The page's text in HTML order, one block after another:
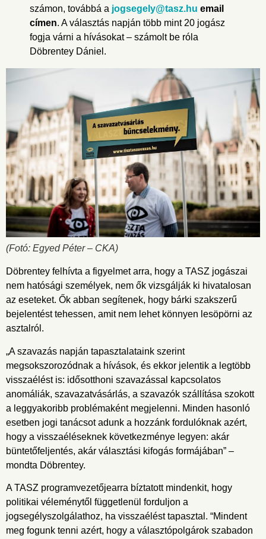
számon, továbbá a jogsegely@tasz.hu email
címen. A választás napján több mint 20 jogász
fogja várni a hívásokat – számolt be róla
Döbrentey Dániel.
(Fotó: Egyed Péter – CKA)
Döbrentey felhívta a figyelmet arra, hogy a TASZ jogászai
nem hatósági személyek, nem ők vizsgálják ki hivatalosan
az eseteket. Ők abban segítenek, hogy bárki szakszerű
bejelentést tehessen, amit nem lehet könnyen lesöpörni az
asztalról.
„A szavazás napján tapasztalataink szerint
megsokszorozódnak a hívások, és ekkor jelentik a legtöbb
visszaélést is: idősotthoni szavazással kapcsolatos
anomáliák, szavazatvásárlás, a szavazók szállítása szokott
a leggyakoribb problémaként megjelenni. Minden hasonló
esetben jogi tanácsot adunk a hozzánk fordulóknak azért,
hogy a visszaéléseknek következménye legyen: akár
büntetőfeljentés, akár választási kifogás formájában” –
mondta Döbrentey.
A TASZ programvezetőjearra bíztatott mindenkit, hogy
politikai véleménytől függetlenül forduljon a
jogsegélyszolgálathoz, ha visszaélést tapasztal. “Mindent
meg fogunk tenni azért, hogy a választópolgárok szabadon